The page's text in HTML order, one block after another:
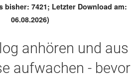
bisher: 7421; Letzter Download am:
06.08.2026)
anhören und aus
aufwachen - bevor